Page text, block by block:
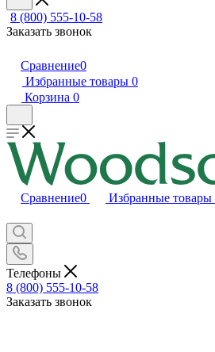
8 (800) 555-10-58
Заказать звонок
Сравнение0
Избранные товары 0
Корзина 0
Сравнение0 Избранные товары
Телефоны
8 (800) 555-10-58
Заказать звонок